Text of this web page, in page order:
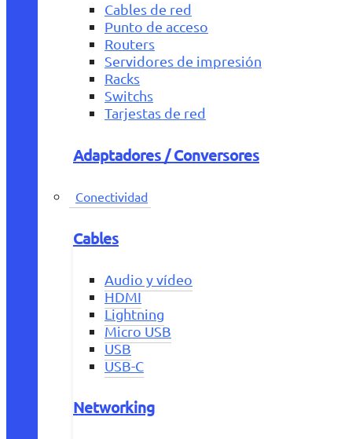
Cables de red
Punto de acceso
Routers
Servidores de impresión
Racks
Switchs
Tarjestas de red
Adaptadores / Conversores
Conectividad
Cables
Audio y vídeo
HDMI
Lightning
Micro USB
USB
USB-C
Networking